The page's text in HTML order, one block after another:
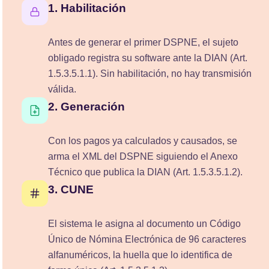
1. Habilitación
Antes de generar el primer DSPNE, el sujeto
obligado registra su software ante la DIAN (Art.
1.5.3.5.1.1). Sin habilitación, no hay transmisión
válida.
2. Generación
Con los pagos ya calculados y causados, se
arma el XML del DSPNE siguiendo el Anexo
Técnico que publica la DIAN (Art. 1.5.3.5.1.2).
3. CUNE
El sistema le asigna al documento un Código
Único de Nómina Electrónica de 96 caracteres
alfanuméricos, la huella que lo identifica de